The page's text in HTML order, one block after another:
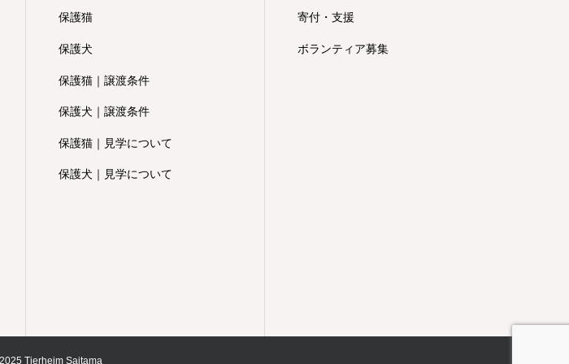
保護猫
保護犬
保護猫｜譲渡条件
保護犬｜譲渡条件
保護猫｜見学について
保護犬｜見学について
寄付・支援
ボランティア募集
Tierheim Saitama